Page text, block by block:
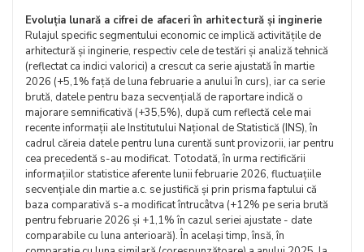
Evoluția lunară a cifrei de afaceri în arhitectură și inginerie
Rulajul specific segmentului economic ce implică activitățile de
arhitectură și inginerie, respectiv cele de testări și analiză tehnică
(reflectat ca indici valorici) a crescut ca serie ajustată în martie
2026 (+5,1% față de luna februarie a anului în curs), iar ca serie
brută, datele pentru baza secvențială de raportare indică o
majorare semnificativă (+35,5%), după cum reflectă cele mai
recente informații ale Institutului Național de Statistică (INS), în
cadrul căreia datele pentru luna curentă sunt provizorii, iar pentru
cea precedentă s-au modificat. Totodată, în urma rectificării
informațiilor statistice aferente lunii februarie 2026, fluctuațiile
secvențiale din martie a.c. se justifică și prin prisma faptului că
baza comparativă s-a modificat întrucâtva (+12% pe seria brută
pentru februarie 2026 și +1,1% în cazul seriei ajustate - date
comparabile cu luna anterioară). În același timp, însă, în